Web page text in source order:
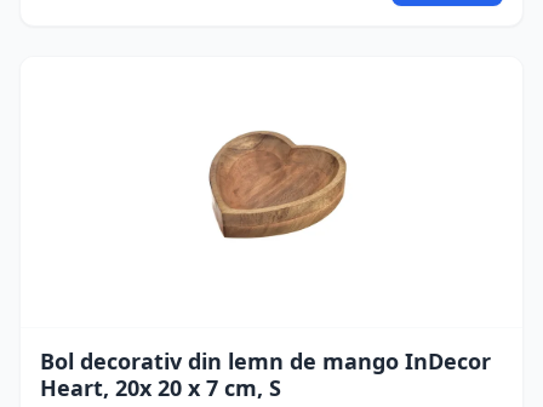
Bol decorativ din lemn de mango InDecor
Heart, 20x 20 x 7 cm, S